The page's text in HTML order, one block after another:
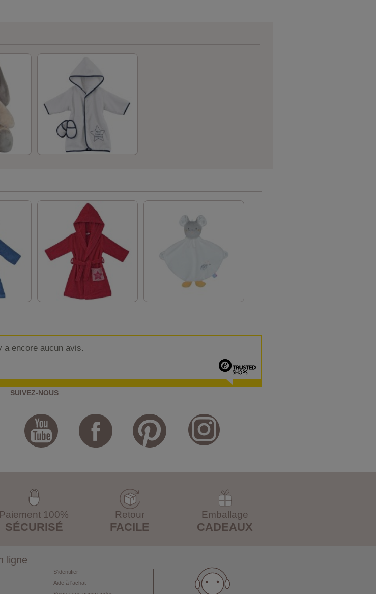
a encore aucun avis.
SUIVEZ-NOUS
Paiement 100%
SÉCURISÉ
Retour
FACILE
Emballage
CADEAUX
ligne
S'identifier
Aide à l'achat